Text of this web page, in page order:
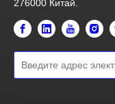
276000 Китай.